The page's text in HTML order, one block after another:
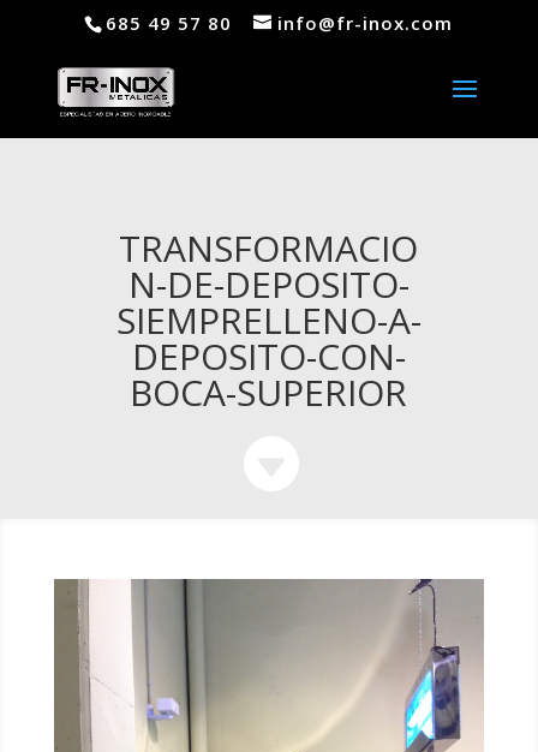
685 49 57 80 info@fr-inox.com
TRANSFORMACIO
N-DE-DEPOSITO-
SIEMPRELLENO-A-
DEPOSITO-CON-
BOCA-SUPERIOR